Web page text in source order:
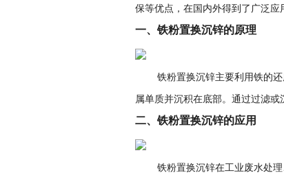
保等优点，在国内外得到了广泛应
一、铁粉置换沉锌的原理
铁粉置换沉锌主要利用铁的还
属单质并沉积在底部。通过过滤或
二、铁粉置换沉锌的应用
铁粉置换沉锌在工业废水处理